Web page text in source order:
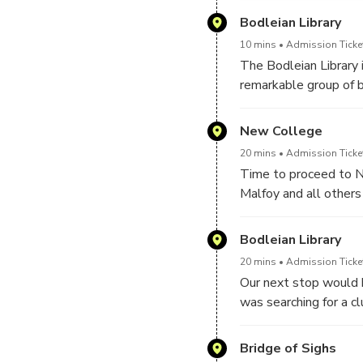
UK's APTG qualified
between 1737–48,
in Oxford and a
earliest examples of
showing his
Bodleian Library
10 mins Admission
The Bodleian
remarkable group of
University’s oldest
will discover more
tourist guides telling
1602-20. You will
Corinthian, Tucson
New College
20 mins Admission
Time to proceed to
Malfoy and all
Bodleian Library
20 mins Admission
Our next stop would
was searching for a
Bridge of Sighs